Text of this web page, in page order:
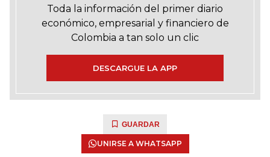
Toda la información del primer diario
económico, empresarial y financiero de
Colombia a tan solo un clic
DESCARGUE LA APP
GUARDAR
UNIRSE A WHATSAPP